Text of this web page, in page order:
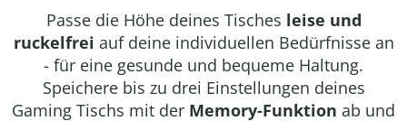
Passe die Höhe deines Tisches leise und
ruckelfrei auf deine individuellen Bedürfnisse an
- für eine gesunde und bequeme Haltung.
Speichere bis zu drei Einstellungen deines
Gaming Tischs mit der Memory-Funktion ab und